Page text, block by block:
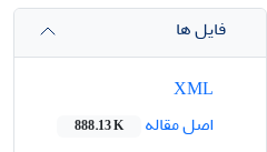
فایل ها
اصل مقاله
888.13 K